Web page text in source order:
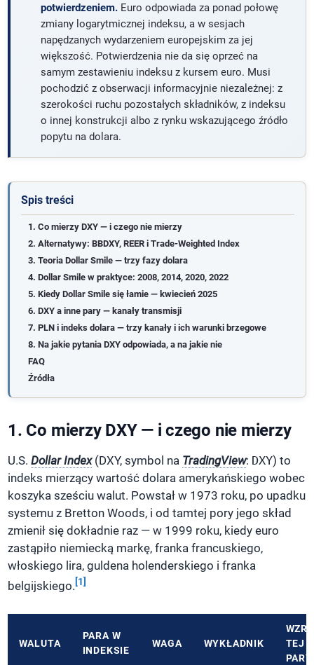
potwierdzeniem.Euro odpowiada za ponad połowę
zmiany logarytmicznej indeksu, a w sesjach
napędzanych wydarzeniem europejskim za jej
większość. Potwierdzenia nie da się oprzeć na
samym zestawieniu indeksu z kursem euro. Musi
pochodzić z obserwacji informacyjnie niezależnej: z
szerokości ruchu pozostałych składników, z indeksu
o innej konstrukcji albo z rynku wskazującego źródło
popytu na dolara.
Spis treści
1. Co mierzy DXY — i czego nie mierzy
2. Alternatywy: BBDXY, REER i Trade-Weighted Index
3. Teoria Dollar Smile — trzy fazy dolara
4. Dollar Smile w praktyce: 2008, 2014, 2020, 2022
5. Kiedy Dollar Smile się łamie — kwiecień 2025
6. DXY a inne pary — kanały transmisji
7. PLN i indeks dolara — trzy kanały i ich warunki brzegowe
8. Na jakie pytania DXY odpowiada, a na jakie nie
FAQ
Źródła
1. Co mierzy DXY — i czego nie mierzy
U.S.Dollar Index(DXY, symbol na TradingView: DXY) to
indeks mierzący wartość dolara amerykańskiego wobec
koszyka sześciu walut. Powstał w 1973 roku, po upadku
systemu z Bretton Woods, i od tamtej pory jego skład
zmienił się dokładnie raz — w 1999 roku, kiedy euro
zastąpiło niemiecką markę, franka francuskiego,
włoskiego lira, guldena holenderskiego i franka
belgijskiego.[1]
WALUTA
PARA W
INDEKSIE
WAGA WYKŁADNIK
TEJ